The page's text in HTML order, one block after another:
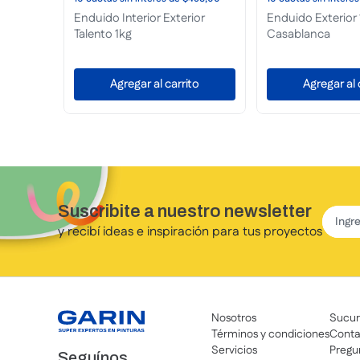
Enduido Interior Exterior
Talento 4kg
Agregar al carrito
Enduido Interior
Agregar al
Suscribite a nuestro newsletter
y recibí ideas e inspiración para tus proyectos
Nosotros
Términos y condiciones
Servicios